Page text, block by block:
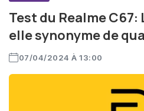
Test du Realme
elle synonyme de
07/04/2024 À 13:00